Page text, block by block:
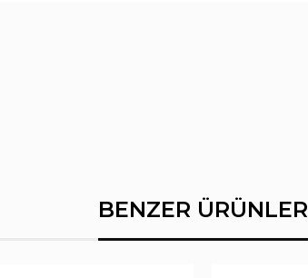
BENZER ÜRÜNLER